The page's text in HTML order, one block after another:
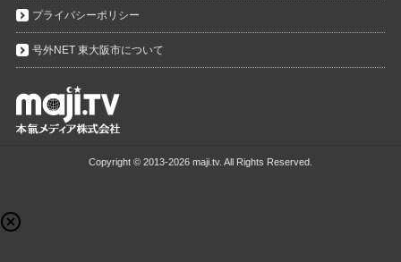
プライバシーポリシー
号外NET 東大阪市について
Copyright © 2013-2026 maji.tv. All Rights Reserved.